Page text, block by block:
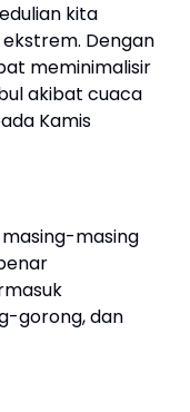
kita
Dengan
meminimalisir
akibat cuaca
Kamis
masing
gorong, dan